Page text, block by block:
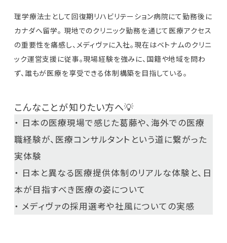
理学療法士として回復期リハビリテーション病院にて勤務後に
カナダへ留学。 現地でのクリニック勤務を通じて医療アクセス
の重要性を痛感し、メディヴァに入社。現在はベトナムのクリニ
ック運営支援に従事。現場経験を強みに、国籍や地域を問わ
ず、誰もが医療を享受できる体制構築を目指している。
こんなことが知りたい方へ💡
・ 日本の医療現場で感じた葛藤や、海外での医療
職経験が、医療コンサルタントという道に繋がった
実体験
・ 日本と異なる医療提供体制のリアルな体験と、日
本が目指すべき医療の姿について
・ メディヴァの採用選考や社風についての実感